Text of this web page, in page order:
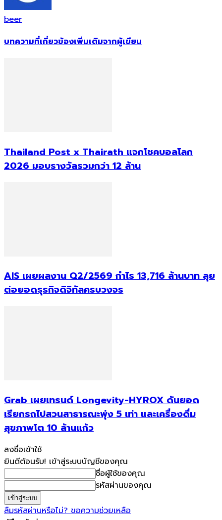
beer
บทความที่เกี่ยวข้องเพิ่มเติมจากผู้เขียน
Thailand Post x Thairath แจกโชคบอลโลก
2026 มอบรางวัลรวมกว่า 12 ล้าน
AIS เผยผลงาน Q2/2569 กำไร 13,716 ล้านบาท ลุย
ต่อยอดธุรกิจดิจิทัลครบวงจร
Grab เผยเทรนด์ Longevity-HYROX ดันยอด
เรียกรถไปสวนสาธารณะพุ่ง 5 เท่า และเครื่องดื่ม
สุขภาพโต 10 ล้านแก้ว
ลงชื่อเข้าใช้
ยินดีต้อนรับ! เข้าสู่ระบบบัญชีของคุณ
ชื่อผู้ใช้ของคุณ
รหัสผ่านของคุณ
ลืมรหัสผ่านหรือไม่? ขอความช่วยเหลือ